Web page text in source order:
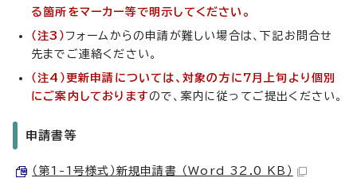
る箇所をマーカー等で明示してください。
（注3）フォームからの申請が難しい場合は、下記お問合せ
先までご連絡ください。
（注4）更新申請については、対象の方に7月上旬より個別
にご案内しておりますので、案内に従ってご提出ください。
申請書等
（第1-1号様式）新規申請書 （Word 32.0 KB）